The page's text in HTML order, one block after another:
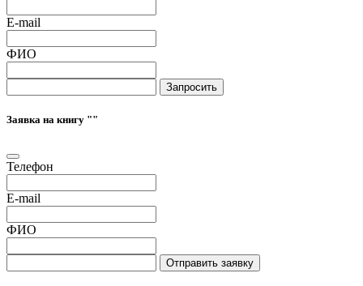
E-mail
ФИО
Запросить
Заявка на книгу ""
Телефон
E-mail
ФИО
Отправить заявку